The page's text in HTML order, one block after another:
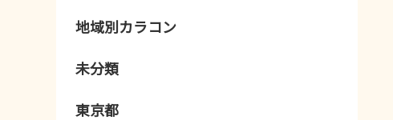
地域別カラコン
未分類
東京都